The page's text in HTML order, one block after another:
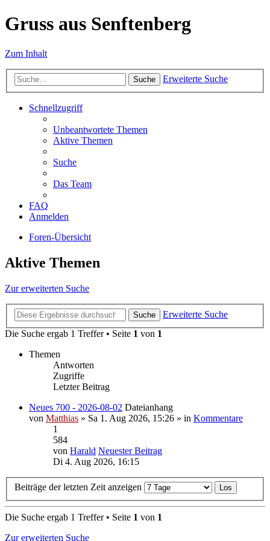
Gruss aus Senftenberg
Zum Inhalt
Suche Erweiterte Suche
Schnellzugriff
Unbeantwortete Themen
Aktive Themen
Suche
Das Team
FAQ
Anmelden
Foren-Übersicht
Aktive Themen
Zur erweiterten Suche
Suche
Erweiterte Suche
Die Suche ergab 1 Treffer • Seite 1 von 1
Themen
Antworten
Zugriffe
Letzter Beitrag
Neues 700 - 2026-08-02 Dateianhang
von Matthias » Sa 1. Aug 2026, 15:26 » in Kommentare
1
584
von Harald Neuester Beitrag
Di 4. Aug 2026, 16:15
Beiträge der letzten Zeit anzeigen
Die Suche ergab 1 Treffer • Seite 1 von 1
Zur erweiterten Suche